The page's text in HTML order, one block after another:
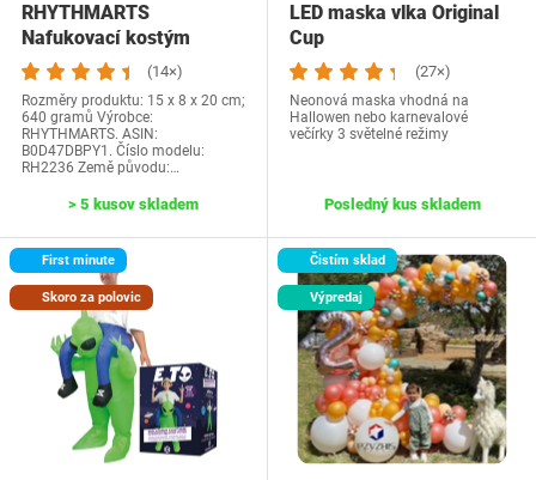
RHYTHMARTS
Nafukovací kostým
kurčaťa pre dospelých
Kostým…
(14×)
Rozměry produktu: 15 x 8 x 20 cm;
640 gramů Výrobce:
RHYTHMARTS. ASIN:
B0D47DBPY1. Číslo modelu:
RH2236 Země původu:…
> 5 kusov skladem
LED maska vlka Original
Cup
(27×)
Neonová maska vhodná na
Hallowen nebo karnevalové
večírky 3 světelné režimy
Posledný kus skladem
First minute
Skoro za polovic
Čistím sklad
Výpredaj